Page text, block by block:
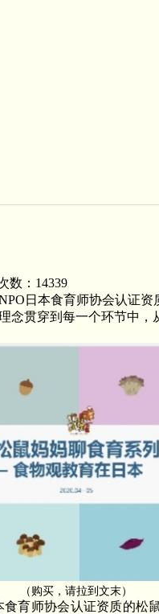
数： 14339
日本食育师协会认证
念贯穿到每一个环节中
（购买，请拉到文末）
育师协会认证资质的松